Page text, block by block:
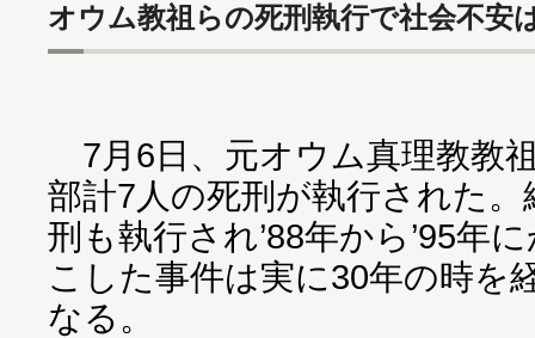
オウム教祖らの死刑執行で社会不安
7月6日、元オウム真理教教
部計7人の死刑が執行された
刑も執行され’88年から’95年
こした事件は実に30年の時を
なる。